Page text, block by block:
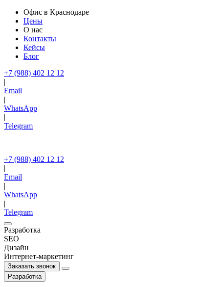
Офис в Краснодаре
Цены
О нас
Контакты
Кейсы
Блог
+7 (988) 402 12 12
|
Email
|
WhatsApp
|
Telegram
+7 (988) 402 12 12
|
Email
|
WhatsApp
|
Telegram
Разработка
SEO
Дизайн
Интернет-маркетинг
Заказать звонок
Разработка